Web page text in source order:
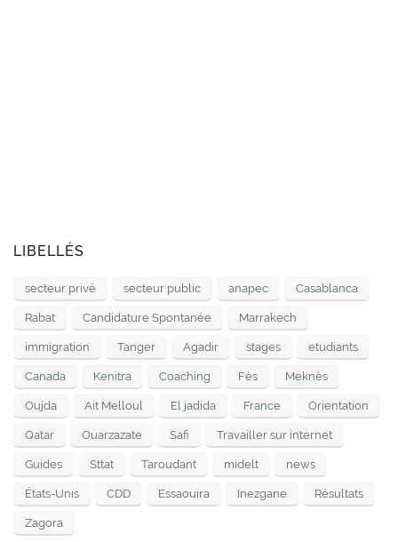
LIBELLÉS
secteur privé secteur public anapec Casablanca
Rabat Candidature Spontanée Marrakech
immigration Tanger Agadir stages etudiants
Canada Kenitra Coaching Fès Meknès
Oujda Ait Melloul El jadida France Orientation
Qatar Ouarzazate Safi Travailler sur internet
Guides Sttat Taroudant midelt news
États-Unis CDD Essaouira Inezgane Résultats
Zagora